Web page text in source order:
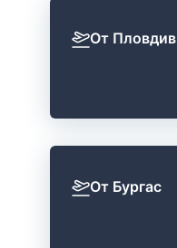
От Пловдив
От Бургас